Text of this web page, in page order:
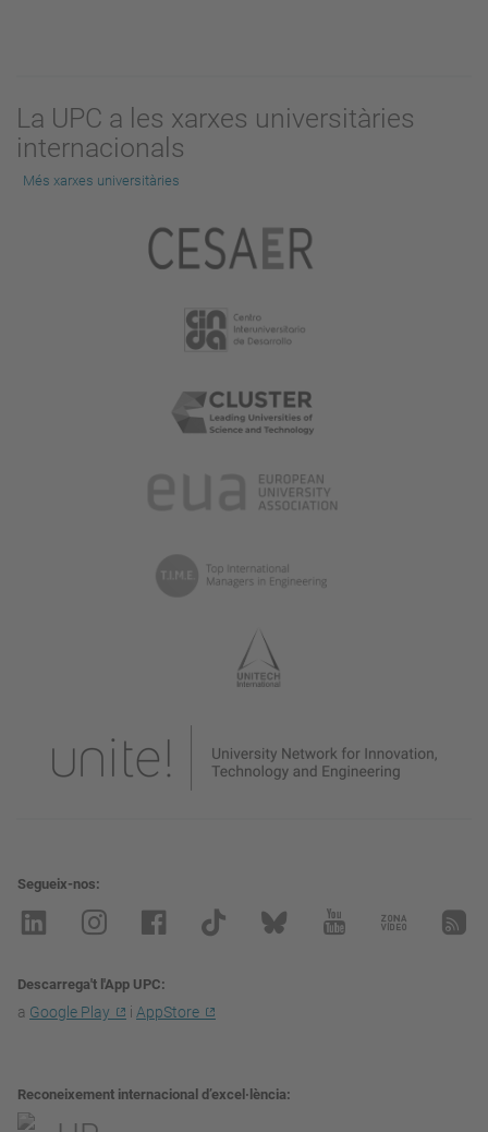
La UPC a les xarxes universitàries
internacionals
Més xarxes universitàries
Segueix-nos
Descarrega't l'App UPC
a Google Play i AppStore
Reconeixement internacional d’excel·lència